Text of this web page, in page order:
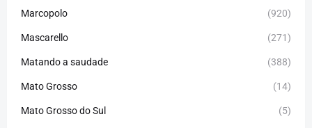
Marcopolo (920)
Mascarello (271)
Matando a saudade (388)
Mato Grosso (14)
Mato Grosso do Sul (5)